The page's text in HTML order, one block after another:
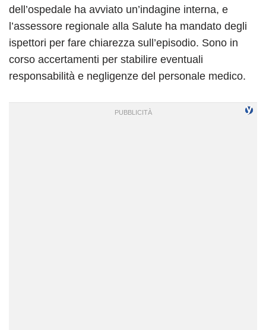
dell’ospedale ha avviato un’indagine interna, e
l’assessore regionale alla Salute ha mandato degli
ispettori per fare chiarezza sull’episodio. Sono in
corso accertamenti per stabilire eventuali
responsabilità e negligenze del personale medico.